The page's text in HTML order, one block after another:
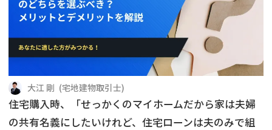
空き家 事故物件
再建築不可 底地
借地
ゴミ屋敷 任意売却
不動産コラム
不動産売却 再建築不可物件
共有持分
訳あり不動産 不動産投資
業者を探す
大江 剛 (宅地建物取引士)
住宅購入時、「せっかくのマイホームだから家は夫婦
の共有名義にしたいけれど、住宅ローンは夫のみで組